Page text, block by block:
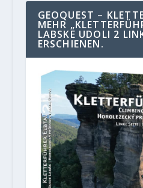
GEOQUEST –
MEHR
LABSKE UDOLI 2
ERSCHIENEN.